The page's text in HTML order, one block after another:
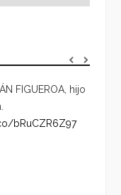
FIGUEROA, hijo
bRuCZR6Z97